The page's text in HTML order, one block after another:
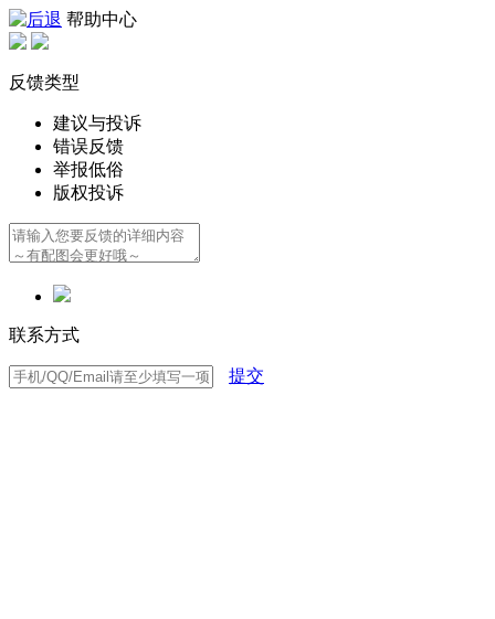
帮助中心
反馈类型
建议与投诉
错误反馈
举报低俗
版权投诉
联系方式
提交